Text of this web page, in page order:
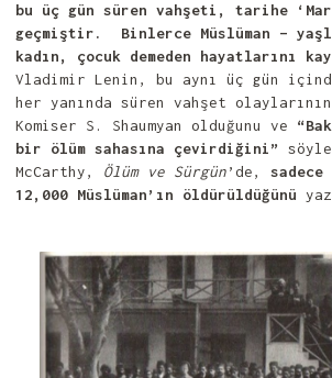
bu üç gün süren vahşeti, tarihe
geçmiştir. Binlerce Müslüman – yaşlı
kadın, çocuk demeden hayatlarını
Vladimir Lenin, bu aynı üç gün
her yanında süren vahşet olaylarının
Komiser S. Shaumyan olduğunu ve
bir ölüm sahasına çevirdiğini”
McCarthy, Ölüm ve Sürgün’de, sadece
12,000 Müslüman’ın öldürüldüğünü